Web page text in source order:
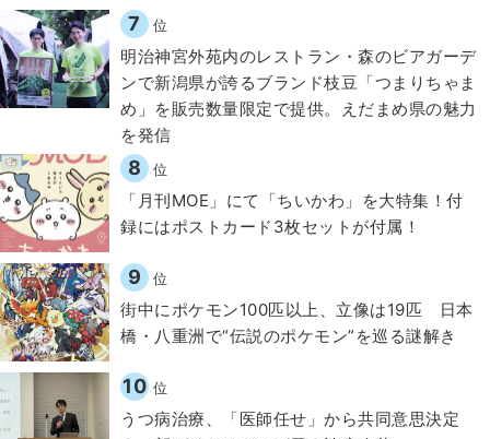
7 位
明治神宮外苑内のレストラン・森のビアガーデ
ンで新潟県が誇るブランド枝豆「つまりちゃま
め」を販売数量限定で提供。えだまめ県の魅力
を発信
8 位
「月刊MOE」にて「ちいかわ」を大特集！付
録にはポストカード3枚セットが付属！
9 位
街中にポケモン100匹以上、立像は19匹 日本
橋・八重洲で“伝説のポケモン”を巡る謎解き
10 位
うつ病治療、「医師任せ」から共同意思決定